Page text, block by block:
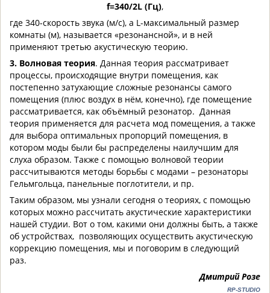
f=340/2L (Гц),
где 340-скорость звука (м/с), а L-максимальный размер
комнаты (м), называется «резонансной», и в ней
применяют третью акустическую теорию.
3. Волновая теория. Данная теория рассматривает
процессы, происходящие внутри помещения, как
постепенно затухающие сложные резонансы самого
помещения (плюс воздух в нём, конечно), где помещение
рассматривается, как объёмный резонатор. Данная
теория применяется для расчета мод помещения, а также
для выбора оптимальных пропорций помещения, в
котором моды были бы распределены наилучшим для
слуха образом. Также с помощью волновой теории
рассчитываются методы борьбы с модами – резонаторы
Гельмгольца, панельные поглотители, и пр.
Таким образом, мы узнали сегодня о теориях, с помощью
которых можно рассчитать акустические характеристики
нашей студии. Вот о том, какими они должны быть, а также
об устройствах, позволяющих осуществить акустическую
коррекцию помещения, мы и поговорим в следующий
раз.
Дмитрий Розе
RP-STUDIO